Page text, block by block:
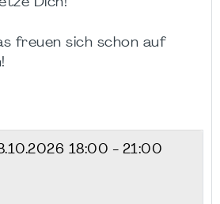
Dich!
freuen sich schon auf
18:00 - 21:00